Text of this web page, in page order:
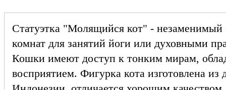
Статуэтка "Молящийся кот" - незаменимый
комнат для занятий йоги или духовными
Кошки имеют доступ к тонким мирам,
восприятием. Фигурка кота изготовлена из